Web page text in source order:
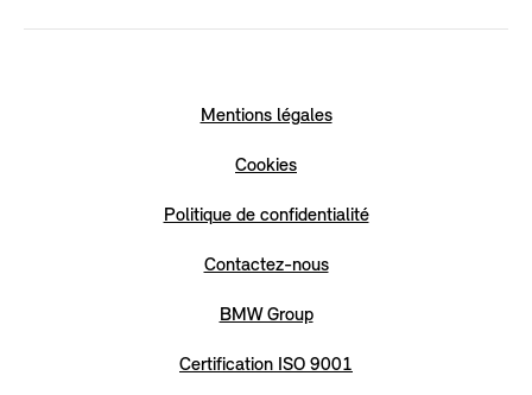
Mentions légales
Cookies
Politique de confidentialité
Contactez-nous
BMW Group
Certification ISO 9001